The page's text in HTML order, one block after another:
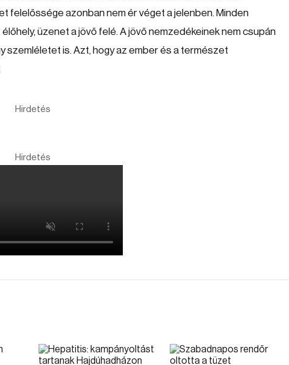
felelőssége azonban nem ér véget a jelenben. Minden
üzenet a jövő felé. A jövő nemzedékeinek nem csupán
szemléletet is. Azt, hogy az ember és a természet
Hirdetés
Hirdetés